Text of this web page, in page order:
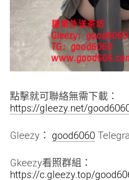
點擊就可聯絡無需下載：
https://gleezy.net/
Gleezy： good6060
Gkeezy看照群組：
https://c.gleezy.top/